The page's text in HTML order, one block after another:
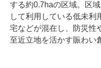
する約0.7haの区域。区
して利用している低未利
宅などが混在し、防災性
至近立地を活かす賑わい